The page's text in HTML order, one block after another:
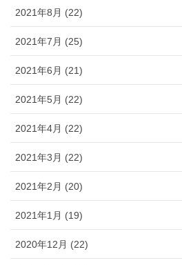
2021年8月 (22)
2021年7月 (25)
2021年6月 (21)
2021年5月 (22)
2021年4月 (22)
2021年3月 (22)
2021年2月 (20)
2021年1月 (19)
2020年12月 (22)